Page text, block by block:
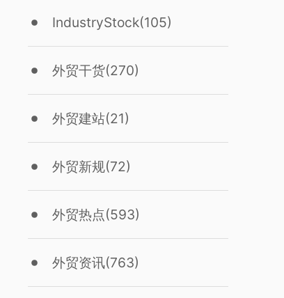
IndustryStock(105)
外贸干货(270)
外贸建站(21)
外贸新规(72)
外贸热点(593)
外贸资讯(763)